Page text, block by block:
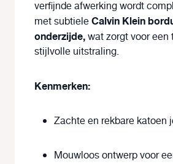
verfijnde afwerking wordt
met subtieleCalvin Klein
onderzijde,wat zorgt voor een
stijlvolle uitstraling.
Kenmerken:
Zachte en rekbare katoen
Mouwloos ontwerp voor